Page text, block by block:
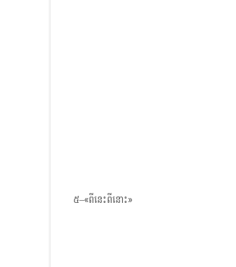
៥–«ពីនេះពីនោះ»